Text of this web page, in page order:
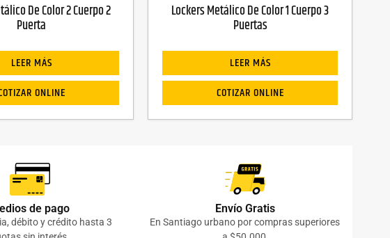
De Color 2 Cuerpo 2
Puerta
LEER MÁS
ONLINE
Lockers Metálico De Color 1 Cuerpo 3
Puertas
LEER MÁS
COTIZAR ONLINE
de pago
débito y crédito hasta 3
Envío Gratis
En Santiago urbano por compras superiores